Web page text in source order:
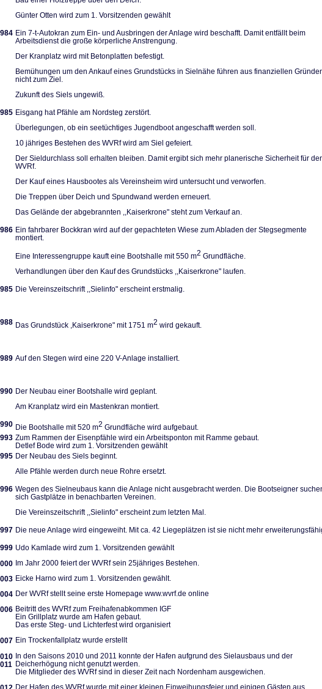
Günter Otten wird zum 1. Vorsitzenden gewählt
Ein 7-t-Autokran zum Ein- und Ausbringen der Anlage wird beschafft. Damit entfällt beim
Arbeits­dienst die große körperliche Anstrengung.
Der Kranplatz wird mit Be­tonplatten befestigt.
Bemühungen um den Ankauf eines Grundstücks in Sielnähe führen aus finanziellen
nicht zum Ziel.
Zukunft des Siels ungewiß.
Eisgang hat Pfähle am Nordsteg zerstört.
Überlegungen, ob ein see­tüchtiges Jugendboot ange­schafft werden soll.
10 jähriges Bestehen des WVRf wird am Siel gefeiert.
Der Sieldurchlass soll erhal­ten bleiben. Damit ergibt sich mehr planerische Sicherheit für
WVRf.
Der Kauf eines Hausbootes als Vereinsheim wird unter­sucht und verworfen.
Die Treppen über Deich und Spundwand werden erneuert.
Das Gelände der abgebrann­ten ,,Kaiserkrone" steht zum Verkauf an.
Ein fahrbarer Bockkran wird auf der gepachteten Wiese zum Abladen der Stegsegmente
montiert.
Eine Interessengruppe kauft eine Bootshalle mit 550 m2 Grundfläche.
Verhandlungen über den Kauf des Grundstücks ,,Kaiser­krone" laufen.
Die Vereinszeitschrift ,,Sielinfo" erscheint erstmalig.
Das Grundstück ,Kaiserkro­ne" mit 1751 m2 wird gekauft.
Auf den Stegen wird eine 220 V-Anlage installiert.
Der Neubau einer Bootshalle wird geplant.
Am Kranplatz wird ein Ma­stenkran montiert.
Die Bootshalle mit 520 m2 Grundfläche wird aufgebaut.
Zum Rammen der Eisenpfäh­le wird ein Arbeitsponton mit Ramme gebaut.
Detlef Bode wird zum 1. Vorsitzenden gewählt
Der Neubau des Siels be­ginnt.
Alle Pfähle werden durch neue Rohre ersetzt.
Wegen des Sielneubaus kann die Anlage nicht ausgebracht werden. Die Bootseigner
sich Gastplätze in be­nachbarten Vereinen.
Die Vereinszeitschrift ,,Sielinfo" erscheint zum letzten Mal.
Die neue Anlage wird einge­weiht. Mit ca. 42 Liegeplätzen ist sie nicht mehr
Udo Kamlade wird zum 1. Vorsitzenden gewählt
Im Jahr 2000 feiert der WVRf sein 25jähriges Bestehen.
Eicke Harno wird zum 1. Vorsitzenden gewählt.
Der WVRf stellt seine erste Homepage www.wvrf.de online
Beitritt des WVRf zum Freihafenabkommen IGF
Ein Grillplatz wurde am Hafen gebaut.
Das erste Steg- und Lichterfest wird organisiert
Ein Trockenfallplatz wurde erstellt
In den Saisons 2010 und 2011 konnte der Hafen aufgrund des Sielausbaus und der
Deicherhögung nicht genutzt werden.
Die Mitglieder des WVRf sind in dieser Zeit nach Nordenham ausgewichen.
Der Hafen des WVRf wurde mit einer kleinen Einweihungsfeier und einigen Gästen aus